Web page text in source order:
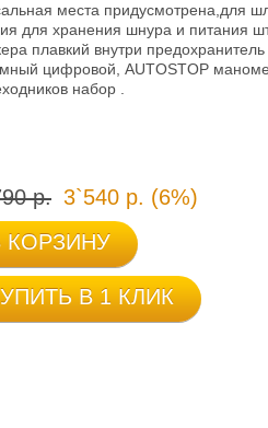
места придусмотрена,для
для хранения шнура и питания
плавкий внутри предохранитель
цифровой, AUTOSTOP
набор .
р. 3`540 р. (6%)
КОРЗИНУ
В 1 КЛИК